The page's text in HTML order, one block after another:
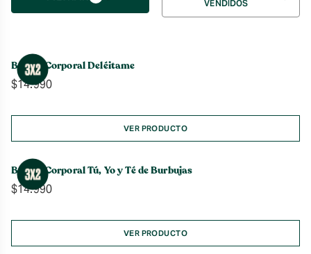
por
VENDIDOS
Bruma Corporal Deléitame
$14.990
VER PRODUCTO
Bruma Corporal Tú, Yo y Té de Burbujas
$14.990
VER PRODUCTO